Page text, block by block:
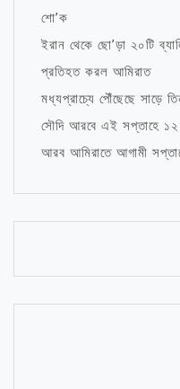
শো’ক
ইরান থেকে ছো’ড়া ২০টি
প্রতিহত করল আমিরাত
মধ্যপ্রাচ্যে পৌঁছেছে সাড়ে
সৌদি আরবে এই সপ্তাহে ১২
আরব আমিরাতে আগামী